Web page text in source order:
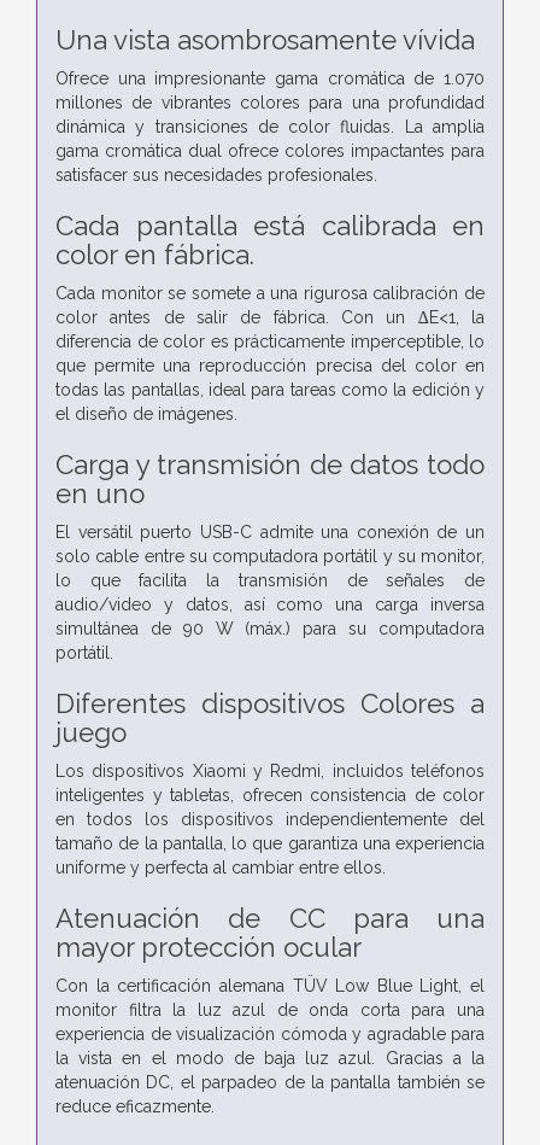
Una vista asombrosamente vívida
Ofrece una impresionante gama cromática de 1.070
millones de vibrantes colores para una profundidad
dinámica y transiciones de color fluidas. La amplia
gama cromática dual ofrece colores impactantes para
satisfacer sus necesidades profesionales.
Cada pantalla está calibrada en
color en fábrica.
Cada monitor se somete a una rigurosa calibración de
color antes de salir de fábrica. Con un ∆E<1, la
diferencia de color es prácticamente imperceptible, lo
que permite una reproducción precisa del color en
todas las pantallas, ideal para tareas como la edición y
el diseño de imágenes.
Carga y transmisión de datos todo
en uno
El versátil puerto USB-C admite una conexión de un
solo cable entre su computadora portátil y su monitor,
lo que facilita la transmisión de señales de
audio/video y datos, así como una carga inversa
simultánea de 90 W (máx.) para su computadora
portátil.
Diferentes dispositivos Colores a
juego
Los dispositivos Xiaomi y Redmi, incluidos teléfonos
inteligentes y tabletas, ofrecen consistencia de color
en todos los dispositivos independientemente del
tamaño de la pantalla, lo que garantiza una experiencia
uniforme y perfecta al cambiar entre ellos.
Atenuación de CC para una
mayor protección ocular
Con la certificación alemana TÜV Low Blue Light, el
monitor filtra la luz azul de onda corta para una
experiencia de visualización cómoda y agradable para
la vista en el modo de baja luz azul. Gracias a la
atenuación DC, el parpadeo de la pantalla también se
reduce eficazmente.